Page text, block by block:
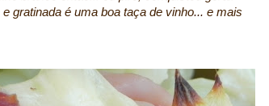
gratinada é uma boa taça de vinho... e mais